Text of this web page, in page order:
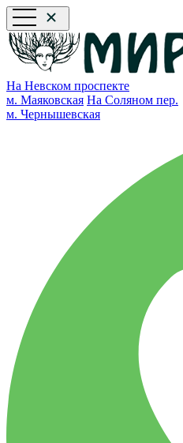
На Невском проспекте
м. Маяковская На Соляном пер.
м. Чернышевская